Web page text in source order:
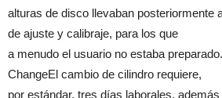
alturas de disco llevaban posteriormente
de ajuste y calibraje, para los que
a menudo el usuario no estaba
ChangeEl cambio de cilindro requiere,
por estándar, tres días laborales,